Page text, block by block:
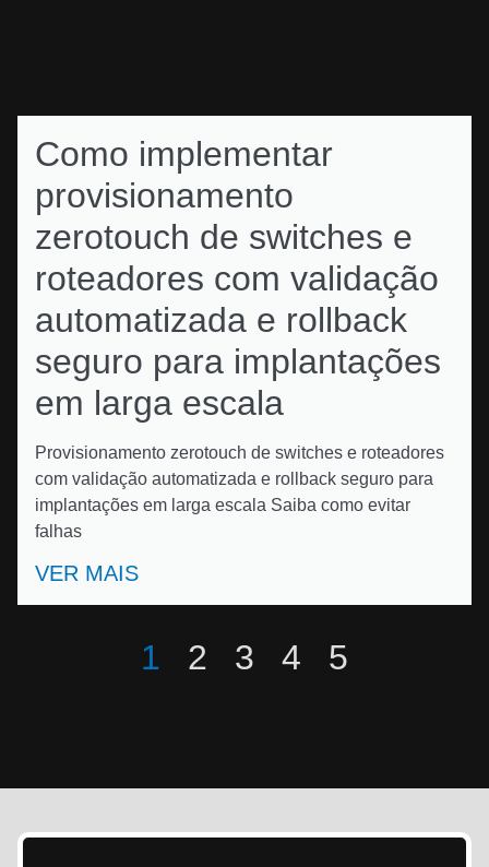
Como implementar
provisionamento
zerotouch de switches e
roteadores com validação
automatizada e rollback
seguro para implantações
em larga escala
Provisionamento zerotouch de switches e roteadores
com validação automatizada e rollback seguro para
implantações em larga escala Saiba como evitar
falhas
VER MAIS
1 2 3 4 5